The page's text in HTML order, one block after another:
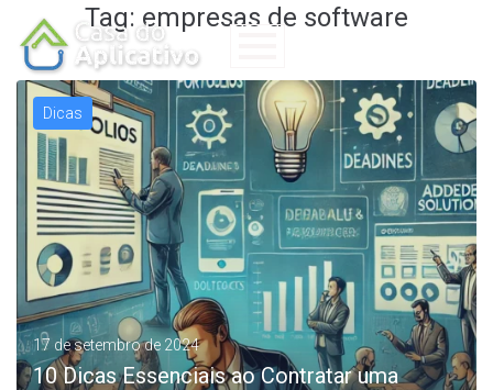
Tag: empresas de software
Dicas
17 de setembro de 2024
10 Dicas Essenciais ao Contratar uma